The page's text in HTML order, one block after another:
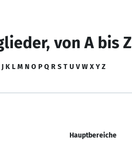
von A bis Z
J K L M N O P Q R S T U V W X Y Z
Hauptbereiche